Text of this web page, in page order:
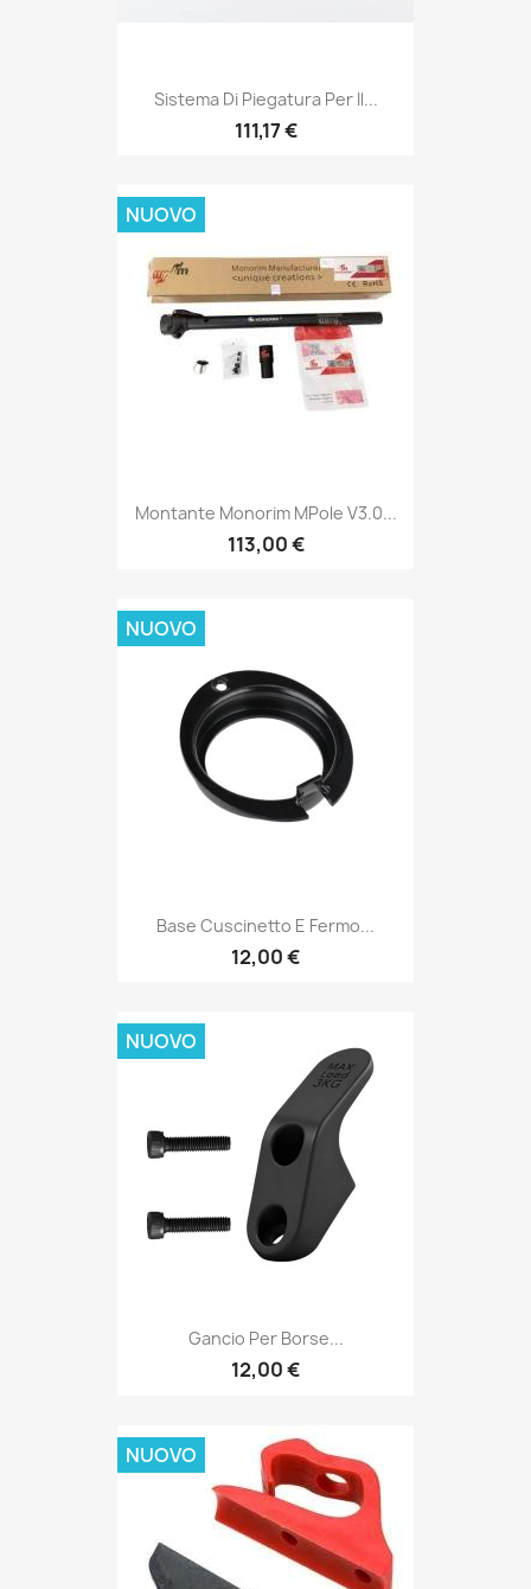
Sistema Di Piegatura Per Il...
111,17 €
Montante Monorim MPole V3.0...
113,00 €
NUOVO
Base Cuscinetto E Fermo...
12,00 €
NUOVO
Gancio Per Borse...
12,00 €
NUOVO
NUOVO